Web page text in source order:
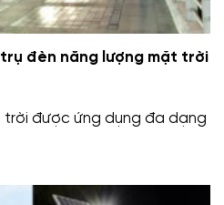
đèn năng lượng mặt trời
trời được ứng dụng đa dạng